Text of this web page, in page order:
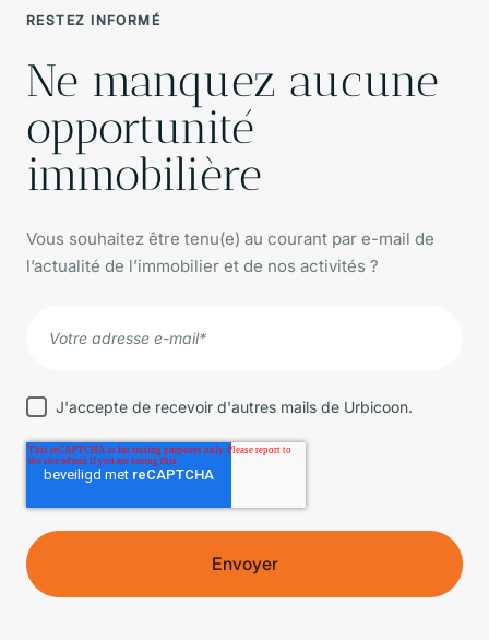
RESTEZ INFORMÉ
Ne manquez aucune
opportunité
immobilière
Vous souhaitez être tenu(e) au courant par e-mail de
l’actualité de l’immobilier et de nos activités ?
J'accepte de recevoir d'autres mails de Urbicoon.